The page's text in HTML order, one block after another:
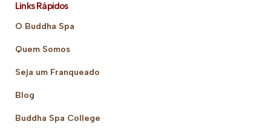
Links Rápidos
O Buddha Spa
Quem Somos
Seja um Franqueado
Blog
Buddha Spa College